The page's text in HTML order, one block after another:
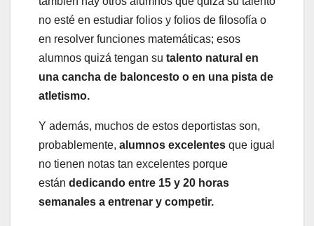
no esté en estudiar folios y folios de filosofía o
en resolver funciones matemáticas; esos
alumnos quizá tengan su talento natural en
una cancha de baloncesto o en una pista de
atletismo.
Y además, muchos de estos deportistas son,
probablemente, alumnos excelentes que igual
no tienen notas tan excelentes porque
están dedicando entre 15 y 20 horas
semanales a entrenar y competir.